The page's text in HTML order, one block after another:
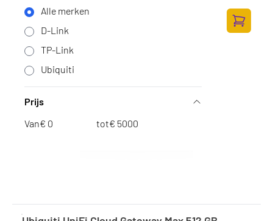
Alle merken
D-Link
TP-Link
Ubiquiti
Prijs
Van€ tot€
409,-
338,02 excl. BTW